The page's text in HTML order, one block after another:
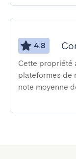
4.8
Cette propriété
plateformes de
note moyenne